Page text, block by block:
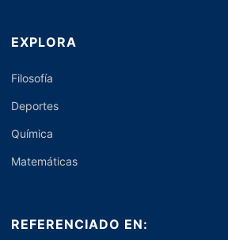
EXPLORA
Filosofía
Deportes
Química
Matemáticas
REFERENCIADO EN: